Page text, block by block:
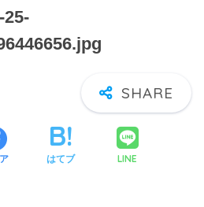
25-
はてブ LINE